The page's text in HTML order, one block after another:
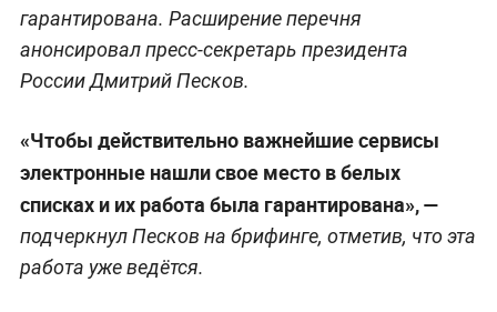
гарантирована. Расширение перечня
анонсировал пресс-секретарь президента
России Дмитрий Песков.
«Чтобы действительно важнейшие сервисы
электронные нашли свое место в белых
списках и их работа была гарантирована», —
подчеркнул Песков на брифинге, отметив, что эта
работа уже ведётся.